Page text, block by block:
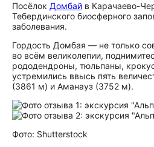
Посёлок Домбай в Карачаево-
Тебердинского биосферного
заболевания.
Гордость Домбая — не только
во всём великолепии,
рододендроны, тюльпаны,
устремились ввысь пять
(3861 м) и Аманауз (3752 м).
Фото: Shutterstock